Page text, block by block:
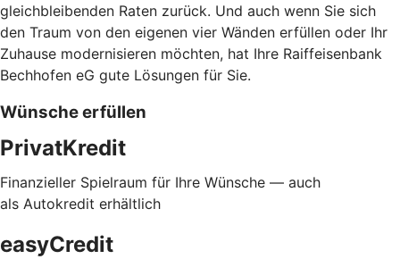
gleichbleibenden Raten zurück. Und auch wenn Sie sich
den Traum von den eigenen vier Wänden erfüllen oder Ihr
Zuhause modernisieren möchten, hat Ihre Raiffeisenbank
Bechhofen eG gute Lösungen für Sie.
Wünsche erfüllen
PrivatKredit
Finanzieller Spielraum für Ihre Wünsche — auch
als Autokredit erhältlich
easyCredit